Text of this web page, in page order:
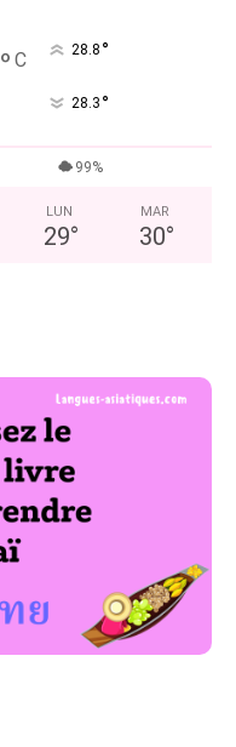
° C 28.8 °
28.3 °
99%
LUN
29°
MAR
30°